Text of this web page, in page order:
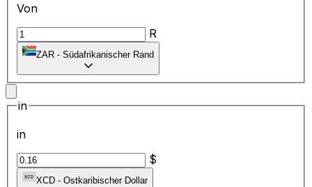
Von
R
ZAR - Südafrikanischer Rand
in
in
$
XCD - Ostkaribischer Dollar